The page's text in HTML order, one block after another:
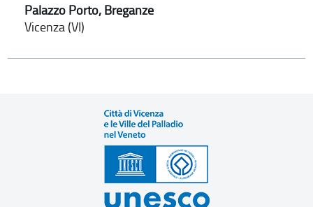
Palazzo Porto, Breganze
Vicenza (VI)